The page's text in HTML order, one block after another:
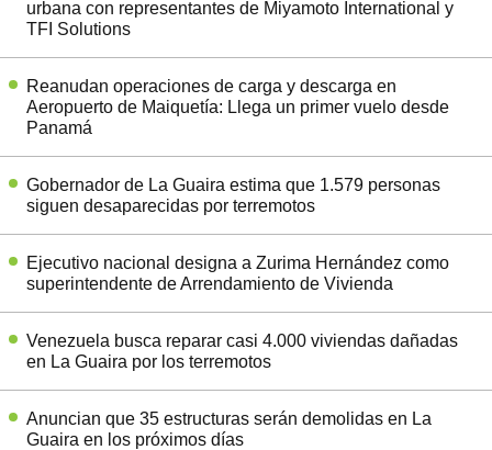
urbana con representantes de Miyamoto International y
TFI Solutions
Reanudan operaciones de carga y descarga en
Aeropuerto de Maiquetía: Llega un primer vuelo desde
Panamá
Gobernador de La Guaira estima que 1.579 personas
siguen desaparecidas por terremotos
Ejecutivo nacional designa a Zurima Hernández como
superintendente de Arrendamiento de Vivienda
Venezuela busca reparar casi 4.000 viviendas dañadas
en La Guaira por los terremotos
Anuncian que 35 estructuras serán demolidas en La
Guaira en los próximos días